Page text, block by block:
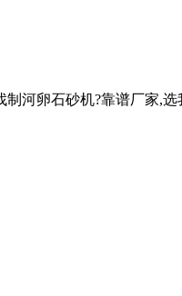
河卵石砂机?靠谱厂家,